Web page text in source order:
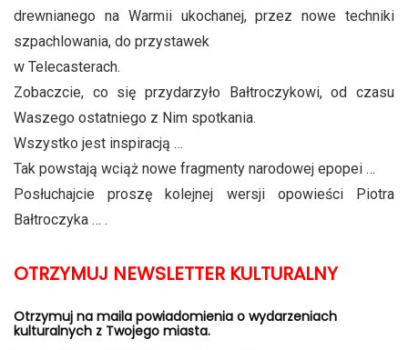
drewnianego na Warmii ukochanej, przez nowe techniki
szpachlowania, do przystawek
w Telecasterach.
Zobaczcie, co się przydarzyło Bałtroczykowi, od czasu
Waszego ostatniego z Nim spotkania.
Wszystko jest inspiracją …
Tak powstają wciąż nowe fragmenty narodowej epopei …
Posłuchajcie proszę kolejnej wersji opowieści Piotra
Bałtroczyka … .
OTRZYMUJ NEWSLETTER KULTURALNY
Otrzymuj na maila powiadomienia o wydarzeniach
kulturalnych z Twojego miasta.